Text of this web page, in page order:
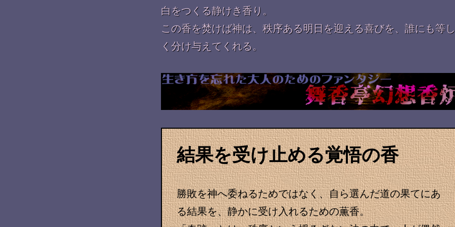
白をつくる静けき香り。
この香を焚けば神は、秩序ある明日を迎える喜びを、誰にも等し
く分け与えてくれる。
結果を受け止める覚悟の香
勝敗を神へ委ねるためではなく、自ら選んだ道の果てにあ
る結果を、静かに受け入れるための薫香。